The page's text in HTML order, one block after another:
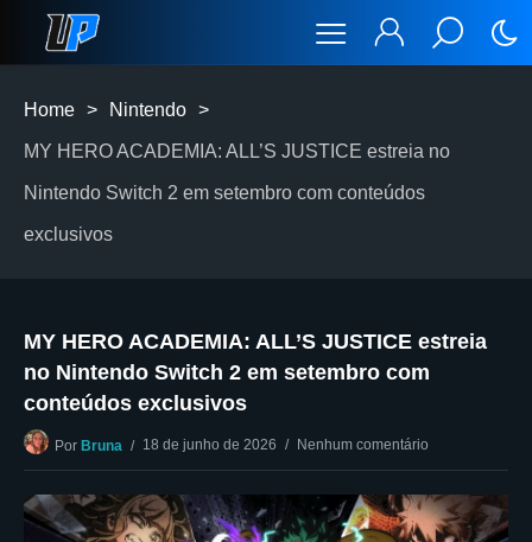
Home > Nintendo >
MY HERO ACADEMIA: ALL’S JUSTICE estreia no
Nintendo Switch 2 em setembro com conteúdos
exclusivos
MY HERO ACADEMIA: ALL’S JUSTICE estreia
no Nintendo Switch 2 em setembro com
conteúdos exclusivos
Por Bruna 18 de junho de 2026 Nenhum comentário